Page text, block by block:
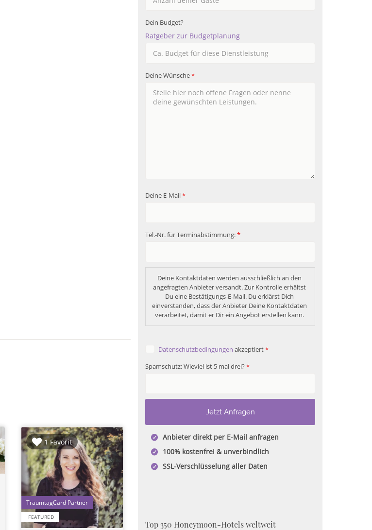
1 Favorit
FEATURED
1
Dein Budget?
Ratgeber zur Budgetplanung
Deine Wünsche*
Deine E-Mail*
Tel.-Nr. für Terminabstimmung:*
Deine Kontaktdaten werden ausschließlich an den
angefragten Anbieter versandt. Zur Kontrolle erhältst
Du eine Bestätigungs-E-Mail. Du erklärst Dich
einverstanden, dass der Anbieter Deine Kontaktdaten
verarbeitet, damit er Dir ein Angebot erstellen kann.
Datenschutzbedingungen akzeptiert*
Spamschutz: Wieviel ist 5 mal drei? *
Anbieter direkt per E-Mail anfragen
100% kostenfrei & unverbindlich
SSL-Verschlüsselung aller Daten
Top 350 Honeymoon-Hotels weltweit